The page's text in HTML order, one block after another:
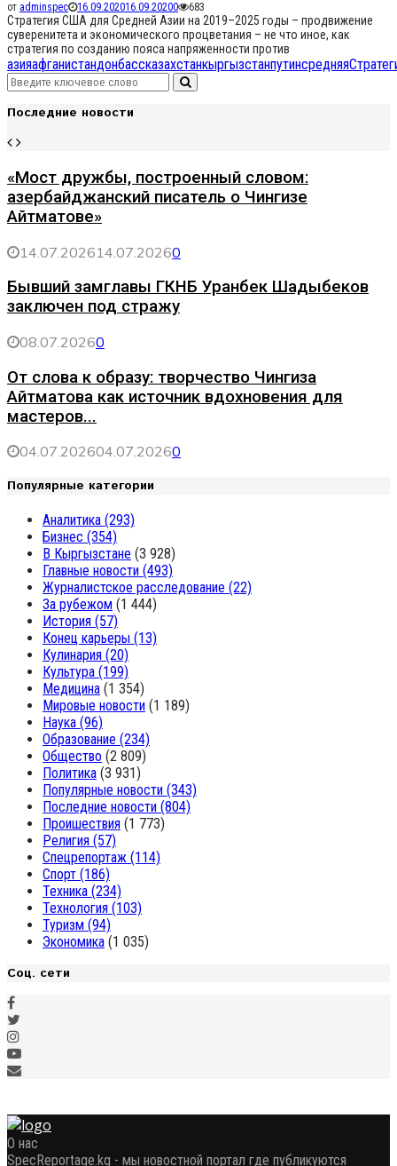
от adminspec 16.09.202016.09.20200 683
Стратегия США для Средней Азии на 2019–2025 годы – продвижение
суверенитета и экономического процветания – не что иное, как
стратегия по созданию пояса напряженности против
азияафганистандонбассказахстанкыргызстанпутинсредняя
Search
for:
Search
Последние новости
«Мост дружбы, построенный словом:
азербайджанский писатель о Чингизе
Айтматове»
14.07.202614.07.20260
Бывший замглавы ГКНБ Уранбек Шадыбеков
заключен под стражу
08.07.20260
От слова к образу: творчество Чингиза
Айтматова как источник вдохновения для
мастеров...
04.07.202604.07.20260
Популярные категории
Аналитика (293)
Бизнес (354)
В Кыргызстане (3 928)
Главные новости (493)
Журналистское расследование (22)
За рубежом (1 444)
История (57)
Конец карьеры (13)
Кулинария (20)
Культура (199)
Медицина (1 354)
Мировые новости (1 189)
Наука (96)
Образование (234)
Общество (2 809)
Политика (3 931)
Популярные новости (343)
Последние новости (804)
Проишествия (1 773)
Религия (57)
Спецрепортаж (114)
Спорт (186)
Техника (234)
Технология (103)
Туризм (94)
Экономика (1 035)
Соц. сети
О нас
SpecReportage.kg - мы новостной портал где публикуются